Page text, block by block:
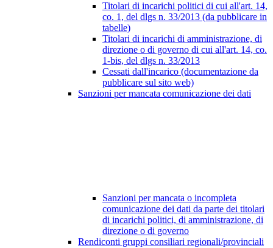
Titolari di incarichi politici di cui all'art. 14,
co. 1, del dlgs n. 33/2013 (da pubblicare in
tabelle)
Titolari di incarichi di amministrazione, di
direzione o di governo di cui all'art. 14, co.
1-bis, del dlgs n. 33/2013
Cessati dall'incarico (documentazione da
pubblicare sul sito web)
Sanzioni per mancata comunicazione dei dati
Sanzioni per mancata o incompleta
comunicazione dei dati da parte dei titolari
di incarichi politici, di amministrazione, di
direzione o di governo
Rendiconti gruppi consiliari regionali/provinciali